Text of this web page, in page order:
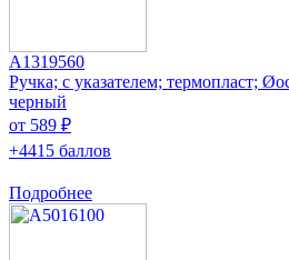
A1319560
Ручка; с указателем; термопласт;
черный
от 589 ₽
+4415 баллов
Подробнее